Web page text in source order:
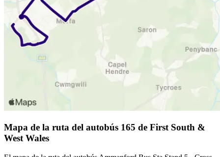
Mapa de la ruta del autobús 165 de First South &
West Wales